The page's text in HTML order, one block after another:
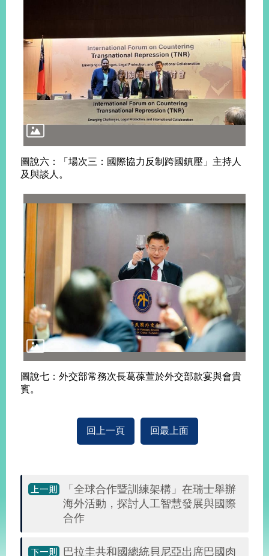
圖說六：「場次三：國際協力反制跨國鎮壓」主持人
及與談人。
圖說七：外交部常務次長葛葆萱於外交部款宴與會貴
賓。
回上一頁 回最上面
「全球合作暨訓練架構」在瑞士舉辦
海外活動，探討人工智慧發展與國際
合作
巴拉圭共和國總統貝尼亞出席巴國肉